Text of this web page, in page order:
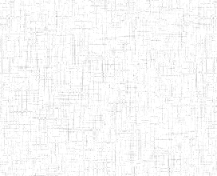
13/08/2013 ENIET
01/01/1965 ENIEG
01/09/1997 ENIEG